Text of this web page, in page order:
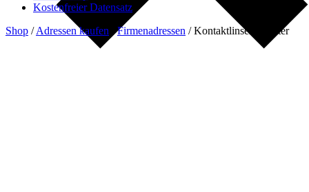
Kostenfreier Datensatz
Shop /Adressen kaufen /Firmenadressen /Kontaktlinsenanbieter